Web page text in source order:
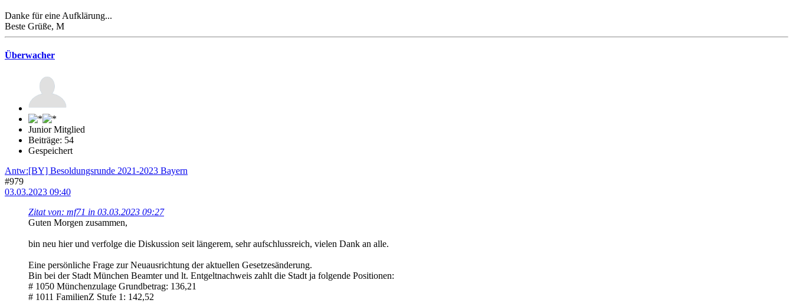
Danke für eine Aufklärung...
Beste Grüße, M
Überwacher
Junior Mitglied
Beiträge: 54
Gespeichert
Antw:[BY] Besoldungsrunde 2021-2023 Bayern
#979
03.03.2023 09:40
Zitat von: mf71 in 03.03.2023 09:27
Guten Morgen zusammen,
bin neu hier und verfolge die Diskussion seit längerem, sehr aufschlussreich, vielen Dank an alle.
Eine persönliche Frage zur Neuausrichtung der aktuellen Gesetzesänderung.
Bin bei der Stadt München Beamter und lt. Entgeltnachweis zahlt die Stadt ja folgende Positionen:
# 1050 Münchenzulage Grundbetrag: 136,21
# 1011 FamilienZ Stufe 1: 142,52